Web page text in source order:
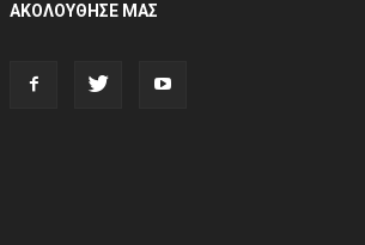
ΑΚΟΛΟΥΘΗΣΕ ΜΑΣ